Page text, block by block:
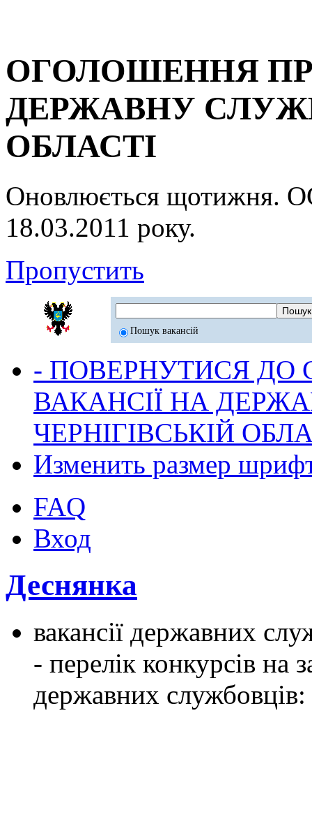
ОГОЛОШЕННЯ
ДЕРЖАВНУ
ОБЛАСТІ
Оновлюється
18.03.2011 року.
Пропустить
Пошук вакансій
- ПОВЕРНУТИСЯ ДО
ВАКАНСІЇ НА
ЧЕРНІГІВСЬКІЙ
Изменить размер
FAQ
Вход
Деснянка
вакансії державних
- перелік конкурсів на
державних службовців: